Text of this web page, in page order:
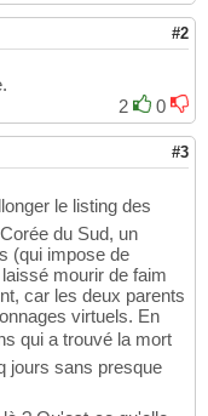
#2
2
0
#3
le listing des
du Sud, un
(qui impose de
mourir de faim
car les deux parents
virtuels. En
qui a trouvé la mort
jours sans presque